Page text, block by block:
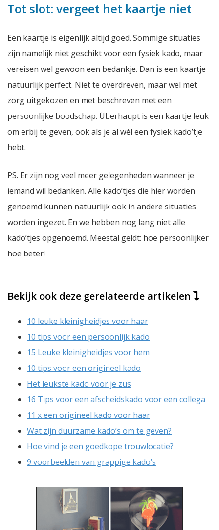
Tot slot: vergeet het kaartje niet
Een kaartje is eigenlijk altijd goed. Sommige situaties
zijn namelijk niet geschikt voor een fysiek kado, maar
vereisen wel gewoon een bedankje. Dan is een kaartje
natuurlijk perfect. Niet te overdreven, maar wel met
zorg uitgekozen en met beschreven met een
persoonlijke boodschap. Überhaupt is een kaartje leuk
om erbij te geven, ook als je al wél een fysiek kado’tje
hebt.
PS. Er zijn nog veel meer gelegenheden wanneer je
iemand wil bedanken. Alle kado’tjes die hier worden
genoemd kunnen natuurlijk ook in andere situaties
worden ingezet. En we hebben nog lang niet alle
kado’tjes opgenoemd. Meestal geldt: hoe persoonlijker
hoe beter!
Bekijk ook deze gerelateerde artikelen
10 leuke kleinigheidjes voor haar
10 tips voor een persoonlijk kado
15 Leuke kleinigheidjes voor hem
10 tips voor een origineel kado
Het leukste kado voor je zus
16 Tips voor een afscheidskado voor een collega
11 x een origineel kado voor haar
Wat zijn duurzame kado’s om te geven?
Hoe vind je een goedkope trouwlocatie?
9 voorbeelden van grappige kado’s